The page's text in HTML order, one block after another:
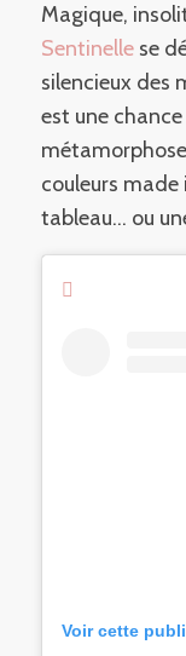
Magique,
Sentinelle se
silencieux des
est une chance
couleurs made
tableau… ou
Voir cette